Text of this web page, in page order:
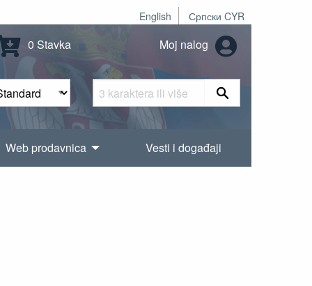
English Српски CYR
0 Stavka Moj nalog
Web prodavnica Vesti i događaji